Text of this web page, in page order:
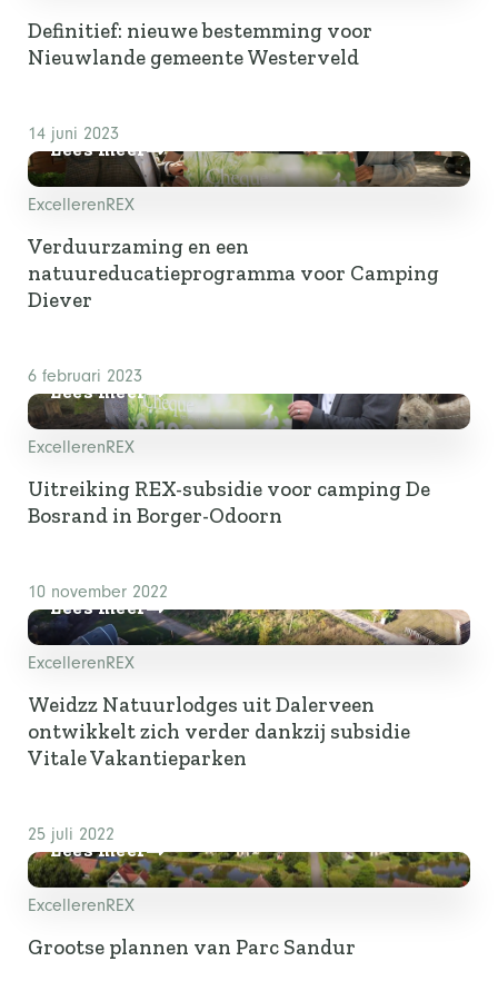
Definitief: nieuwe bestemming voor
Nieuwlande gemeente Westerveld
14 juni 2023
Lees meer
ExcellerenREX
Verduurzaming en een
natuureducatieprogramma voor Camping
Diever
6 februari 2023
Lees meer
ExcellerenREX
Uitreiking REX-subsidie voor camping De
Bosrand in Borger-Odoorn
10 november 2022
Lees meer
ExcellerenREX
Weidzz Natuurlodges uit Dalerveen
ontwikkelt zich verder dankzij subsidie
Vitale Vakantieparken
25 juli 2022
Lees meer
ExcellerenREX
Grootse plannen van Parc Sandur